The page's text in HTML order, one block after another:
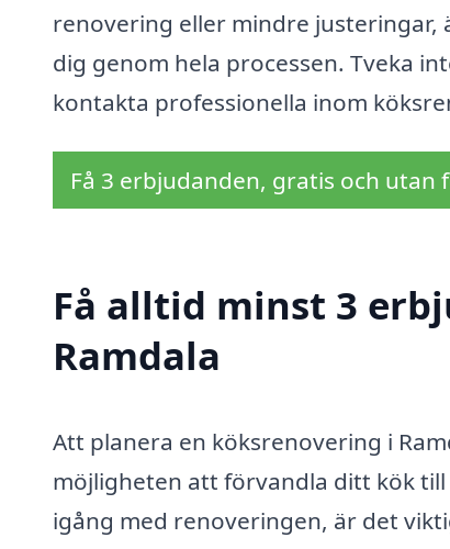
renovering eller mindre justeringar,
dig genom hela processen. Tveka
kontakta professionella inom
Få 3 erbjudanden, gratis och utan
Få alltid minst 3
Ramdala
Att planera en köksrenovering i
möjligheten att förvandla ditt kök
igång med renoveringen, är det